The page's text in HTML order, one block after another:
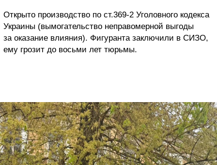
Открыто производство по ст.369-2 Уголовного кодекса
Украины (вымогательство неправомерной выгоды
за оказание влияния). Фигуранта заключили в СИЗО,
ему грозит до восьми лет тюрьмы.